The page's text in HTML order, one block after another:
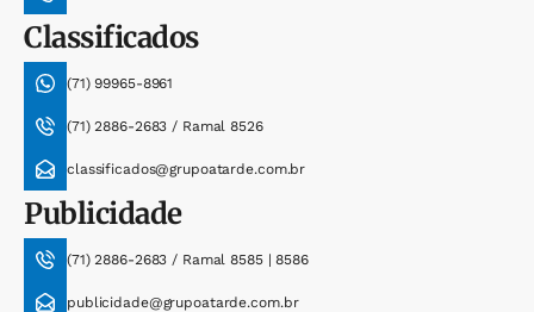
Classificados
(71) 99965-8961
(71) 2886-2683 / Ramal 8526
classificados@grupoatarde.com.br
Publicidade
(71) 2886-2683 / Ramal 8585 | 8586
publicidade@grupoatarde.com.br